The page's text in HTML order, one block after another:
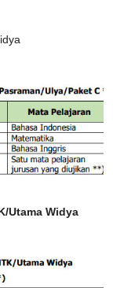
Utama Widya